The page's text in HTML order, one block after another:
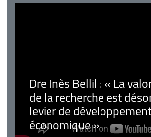
Dre Inès Bellil : « La
de la recherche est
levier de développement
économique »